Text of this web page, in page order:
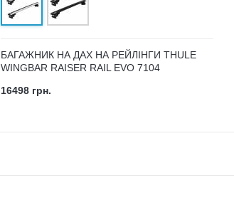
БАГАЖНИК НА ДАХ НА РЕЙЛІНГИ THULE
WINGBAR RAISER RAIL EVO 7104
16498 грн.